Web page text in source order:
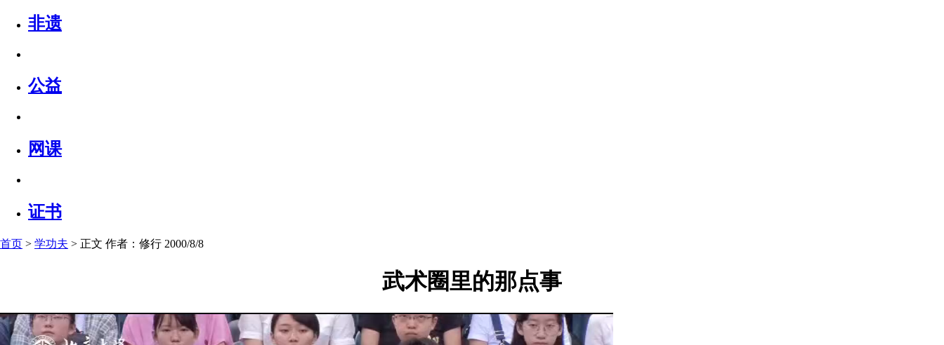
非遗
公益
网课
证书
首页 > 学功夫 > 正文 作者：修行 2000/8/8
武术圈里的那点事